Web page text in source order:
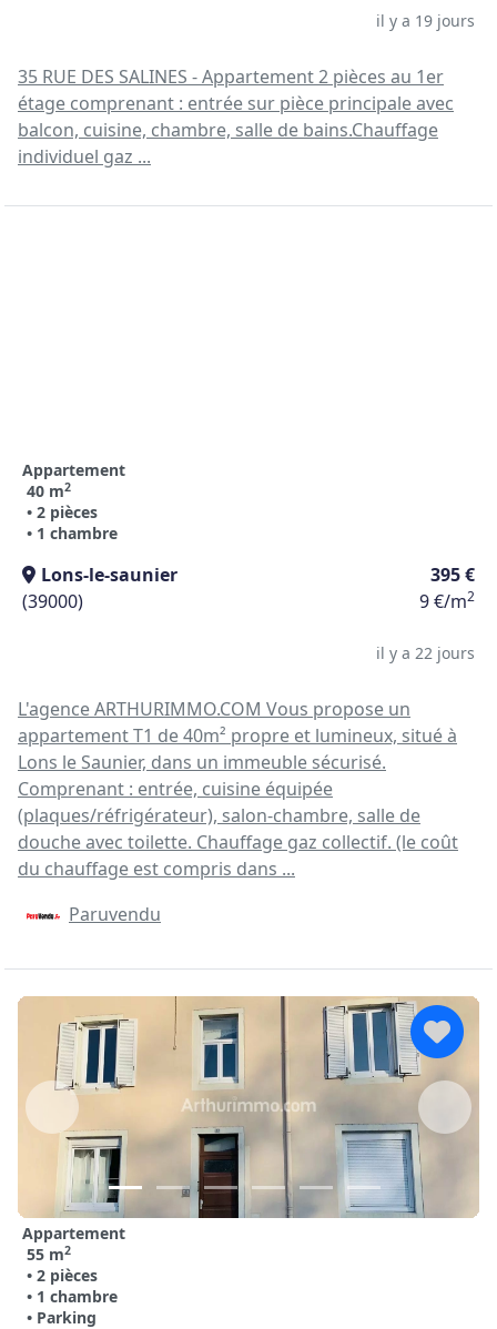
il y a 19 jours
35 RUE DES SALINES - Appartement 2 pièces au 1er
étage comprenant : entrée sur pièce principale avec
balcon, cuisine, chambre, salle de bains.Chauffage
individuel gaz ...
Appartement
40 m2
• 2 pièces
• 1 chambre
Lons-le-saunier
395 €
(39000)
9 €/m2
il y a 22 jours
L'agence ARTHURIMMO.COM Vous propose un
appartement T1 de 40m² propre et lumineux, situé à
Lons le Saunier, dans un immeuble sécurisé.
Comprenant : entrée, cuisine équipée
(plaques/réfrigérateur), salon-chambre, salle de
douche avec toilette. Chauffage gaz collectif. (le coût
du chauffage est compris dans ...
Paruvendu
Appartement
55 m2
• 2 pièces
• 1 chambre
• Parking